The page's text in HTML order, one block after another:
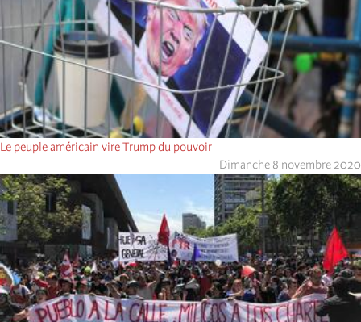
Le peuple américain vire Trump du pouvoir
Dimanche 8 novembre 2020